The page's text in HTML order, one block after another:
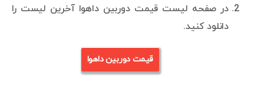
در صفحه لیست قیمت دوربین داهوا آخرین لیست را
دانلود کنید.
قیمت دوربین داهوا